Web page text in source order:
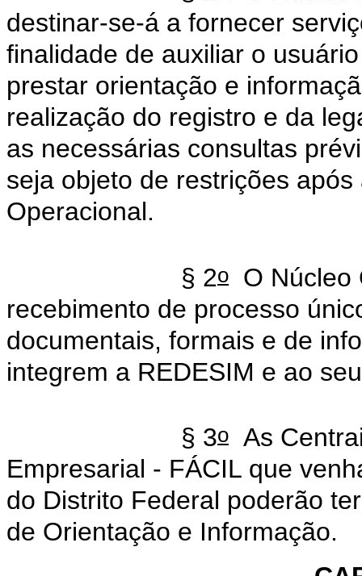
destinar-se-á a fornecer
finalidade de auxiliar o
prestar orientação e
realização do registro e da
as necessárias consultas
seja objeto de restrições
Operacional.
§ 2o O Núcleo
recebimento de processo
documentais, formais e de
integrem a REDESIM e ao
§ 3o As
Empresarial - FÁCIL que
do Distrito Federal poderão
de Orientação e Informação.